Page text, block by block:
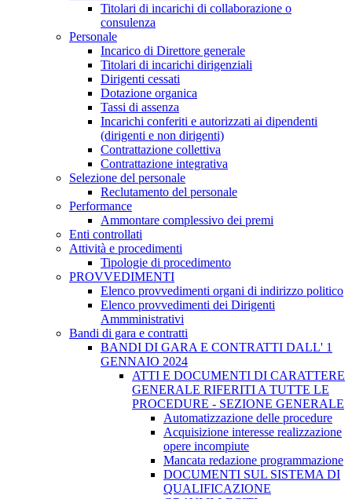
Titolari di incarichi di collaborazione o
consulenza
Personale
Incarico di Direttore generale
Titolari di incarichi dirigenziali
Dirigenti cessati
Dotazione organica
Tassi di assenza
Incarichi conferiti e autorizzati ai dipendenti
(dirigenti e non dirigenti)
Contrattazione collettiva
Contrattazione integrativa
Selezione del personale
Reclutamento del personale
Performance
Ammontare complessivo dei premi
Enti controllati
Attività e procedimenti
Tipologie di procedimento
PROVVEDIMENTI
Elenco provvedimenti organi di indirizzo politico
Elenco provvedimenti dei Dirigenti
Ammministrativi
Bandi di gara e contratti
BANDI DI GARA E CONTRATTI DALL' 1
GENNAIO 2024
ATTI E DOCUMENTI DI CARATTERE
GENERALE RIFERITI A TUTTE LE
PROCEDURE - SEZIONE GENERALE
Automatizzazione delle procedure
Acquisizione interesse realizzazione
opere incompiute
Mancata redazione programmazione
DOCUMENTI SUL SISTEMA DI
QUALIFICAZIONE